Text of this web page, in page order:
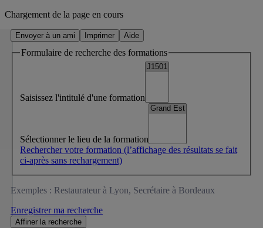
Chargement de la page en cours
Envoyer à un ami Imprimer Aide
Formulaire de recherche des formations
Saisissez l'intitulé d'une formation
Sélectionner le lieu de la formation
Rechercher votre formation (l’affichage des résultats se fait
ci-après sans rechargement)
Exemples : Restaurateur à Lyon, Secrétaire à Bordeaux
Enregistrer ma recherche
Affiner la recherche